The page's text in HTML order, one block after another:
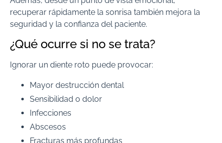
recuperar rápidamente la sonrisa también mejora la
seguridad y la confianza del paciente.
¿Qué ocurre si no se trata?
Ignorar un diente roto puede provocar:
Mayor destrucción dental
Sensibilidad o dolor
Infecciones
Abscesos
Fracturas más profundas